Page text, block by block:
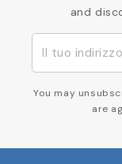
and
You may
are